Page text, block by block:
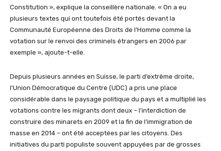
Constitution », explique la conseillère nationale. « On a eu
plusieurs textes qui ont toutefois été portés devant la
Communauté Européenne des Droits de l’Homme comme la
votation sur le renvoi des criminels étrangers en 2006 par
exemple », ajoute-t-elle.
Depuis plusieurs années en Suisse, le parti d’extrême droite,
l’Union Démocratique du Centre (UDC) a pris une place
considérable dans le paysage politique du pays et a multiplié les
votations contre les migrants dont deux – l’interdiction de
construire des minarets en 2009 et la fin de l’immigration de
masse en 2014 – ont été acceptées par les citoyens. Des
initiatives du parti populiste souvent appuyées par de grosses